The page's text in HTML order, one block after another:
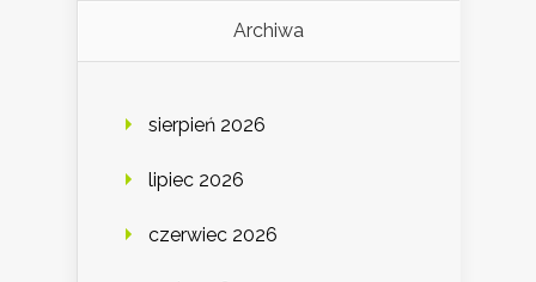
Archiwa
sierpień 2026
lipiec 2026
czerwiec 2026